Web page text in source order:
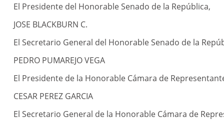
El Presidente del Honorable Senado de la República,
JOSE BLACKBURN C.
El Secretario General del Honorable Senado de la
PEDRO PUMAREJO VEGA
El Presidente de la Honorable Cámara de
CESAR PEREZ GARCIA
El Secretario General de la Honorable Cámara de